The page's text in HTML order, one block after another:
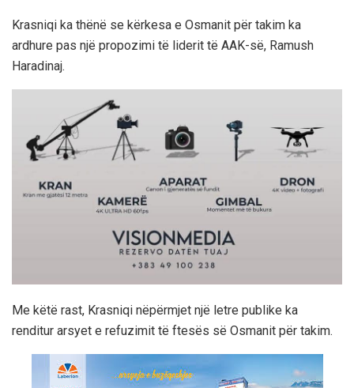
Krasniqi ka thënë se kërkesa e Osmanit për takim ka
ardhure pas një propozimi të liderit të AAK-së, Ramush
Haradinaj.
Me këtë rast, Krasniqi nëpërmjet një letre publike ka
renditur arsyet e refuzimit të ftesës së Osmanit për takim.